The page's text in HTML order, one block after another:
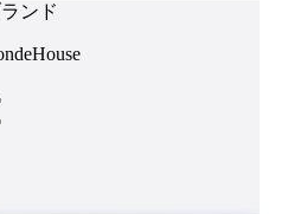
ンド